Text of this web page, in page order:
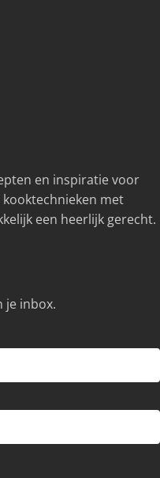
en inspiratie voor
met
een heerlijk gerecht.
je inbox.